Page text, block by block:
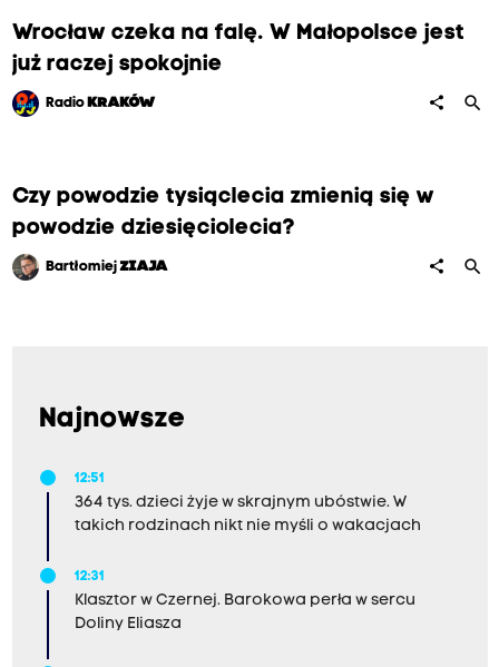
Wrocław czeka na falę. W Małopolsce jest
już raczej spokojnie
Radio KRAKÓW share search
Czy powodzie tysiąclecia zmienią się w
powodzie dziesięciolecia?
BartłomiejZIAJA share search
Najnowsze
12:51
364 tys. dzieci żyje w skrajnym ubóstwie. W
takich rodzinach nikt nie myśli o wakacjach
12:31
Klasztor w Czernej. Barokowa perła w sercu
Doliny Eliasza